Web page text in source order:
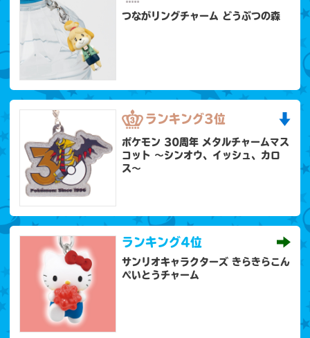
つながリングチャーム どうぶつの森
ランキング3位
ポケモン 30周年 メタルチャームマス
コット 〜シンオウ、イッシュ、カロ
ス〜
ランキング4位
サンリオキャラクターズ きらきらこん
ぺいとうチャーム